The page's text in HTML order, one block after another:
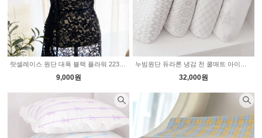
9,000원 32,000원